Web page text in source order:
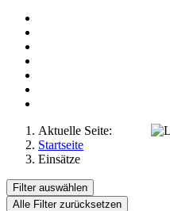
Aktuelle Seite:
Startseite
Einsätze
Filter auswählen
Alle Filter zurücksetzen